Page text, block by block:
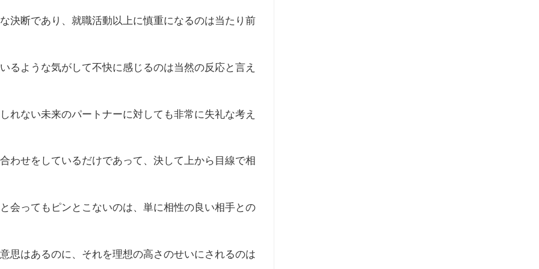
決断であり、就職活動以上に慎重になるのは当たり前
るような気がして不快に感じるのは当然の反応と言え
れない未来のパートナーに対しても非常に失礼な考え
わせをしているだけであって、決して上から目線で相
会ってもピンとこないのは、単に相性の良い相手との
思はあるのに、それを理想の高さのせいにされるのは